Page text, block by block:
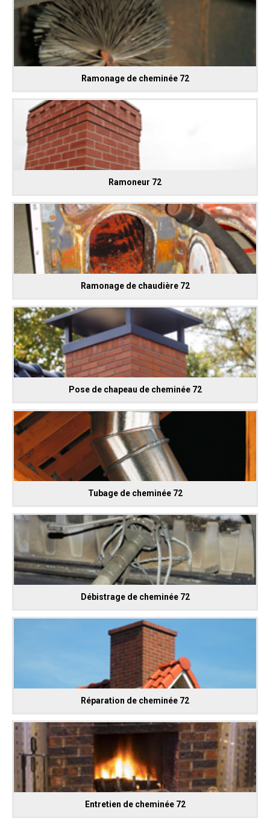
Ramonage de cheminée 72
Ramoneur 72
Ramonage de chaudière 72
Pose de chapeau de cheminée 72
Tubage de cheminée 72
Débistrage de cheminée 72
Réparation de cheminée 72
Entretien de cheminée 72